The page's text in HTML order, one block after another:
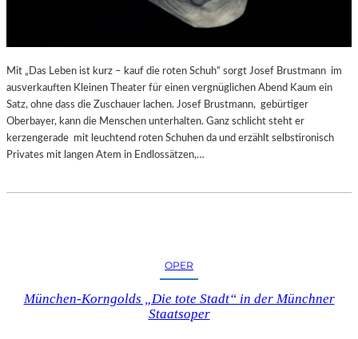
Mit „Das Leben ist kurz – kauf die roten Schuh“ sorgt Josef Brustmann im
ausverkauften Kleinen Theater für einen vergnüglichen Abend Kaum ein
Satz, ohne dass die Zuschauer lachen. Josef Brustmann, gebürtiger
Oberbayer, kann die Menschen unterhalten. Ganz schlicht steht er
kerzengerade mit leuchtend roten Schuhen da und erzählt selbstironisch
Privates mit langen Atem in Endlossätzen,…
OPER
München-Korngolds „Die tote Stadt“ in der Münchner
Staatsoper